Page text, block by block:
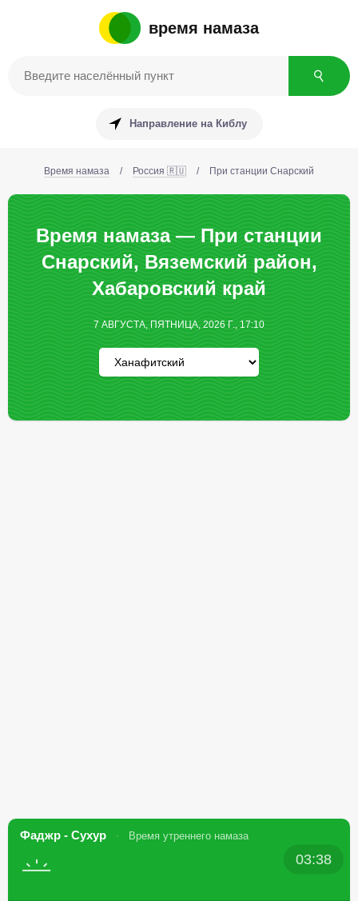
время намаза
Направление на Киблу
Время намаза / Россия 🇷🇺 / При станции Снарский
Время намаза — При станции
Снарский, Вяземский район,
Хабаровский край
7 АВГУСТА, ПЯТНИЦА, 2026 Г., 17:10
Фаджр - Сухур Время утреннего намаза
03:38